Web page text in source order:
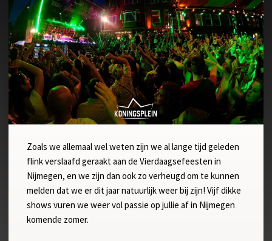
Zoals we allemaal wel weten zijn we al lange tijd geleden
flink verslaafd geraakt aan de Vierdaagsefeesten in
Nijmegen, en we zijn dan ook zo verheugd om te kunnen
melden dat we er dit jaar natuurlijk weer bij zijn! Vijf dikke
shows vuren we weer vol passie op jullie af in Nijmegen
komende zomer.